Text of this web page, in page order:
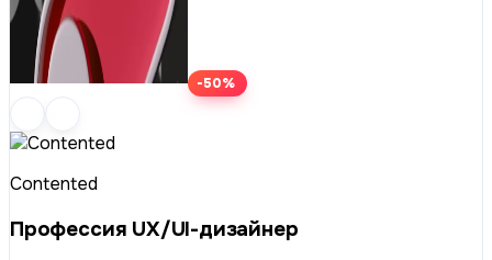
-50%
Contented
Профессия UX/UI-дизайнер